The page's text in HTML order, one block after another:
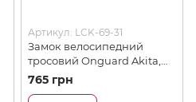
Артикул: LCK-69-31
Замок велосипедний
тросовий Onguard Akita,
на ключі, 300см х 12мм,
Yellow (LCK-69-31)
765 грн